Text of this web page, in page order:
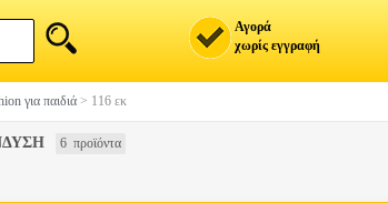
Αγορά
χωρίς εγγραφή
για παιδιά > 116 εκ
6 προϊόντα